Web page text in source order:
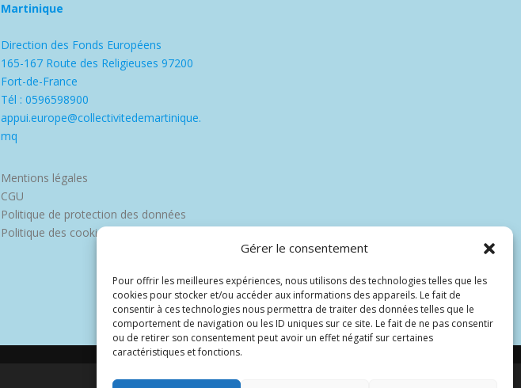
Gérer le consentement
Pour offrir les meilleures expériences, nous utilisons des technologies telles que les
cookies pour stocker et/ou accéder aux informations des appareils. Le fait de
consentir à ces technologies nous permettra de traiter des données telles que le
comportement de navigation ou les ID uniques sur ce site. Le fait de ne pas consentir
ou de retirer son consentement peut avoir un effet négatif sur certaines
caractéristiques et fonctions.
Martinique
Direction des Fonds Européens
165-167 Route des Religieuses 97200
Fort-de-France
Tél : 0596598900
appui.europe@collectivitedemartinique.
mq
Mentions légales
CGU
Politique de protection des données
Politique des cookies